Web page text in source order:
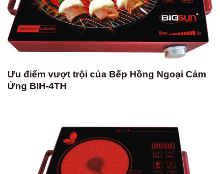
Ưu điểm vượt trội của Bếp Hồng Ngoại Cảm
Ứng BIH-4TH